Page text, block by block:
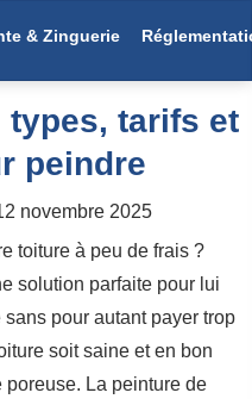
& Zinguerie
types, tarifs et
peindre
novembre 2025
toiture à peu de frais ?
solution parfaite pour lui
pour autant payer trop
soit saine et en bon
poreuse. La peinture de